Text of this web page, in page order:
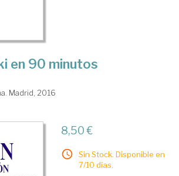
en 90 minutos
Madrid, 2016
8,50 €
Sin Stock. Disponible en
7/10 días.